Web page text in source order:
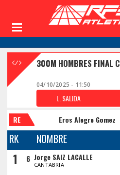
300M HOMBRES FINAL C
04/10/2025 - 11:50
L. SALIDA
RE Eros Alegre Gomez
RK NOMBRE
1 6 Jorge SAIZ LACALLE
CANTABRIA